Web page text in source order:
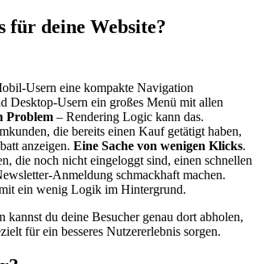
für deine Website?
Usern eine kompakte Navigation
Desktop-Usern ein großes Menü mit allen
Problem – Rendering Logic kann das.
die bereits einen Kauf getätigt haben,
anzeigen.Eine Sache von wenigen Klicks.
die noch nicht eingeloggt sind, einen schnellen
Anmeldung schmackhaft machen.
ein wenig Logik im Hintergrund.
kannst du deine Besucher genau dort abholen,
für ein besseres Nutzererlebnis sorgen.